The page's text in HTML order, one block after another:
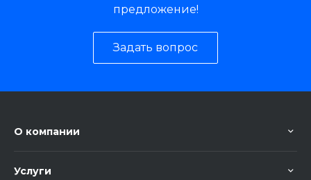
предложение!
Задать вопрос
О компании
Услуги